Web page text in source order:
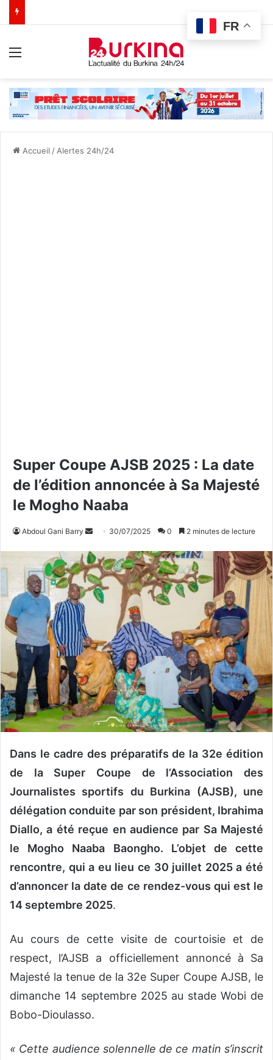
Accueil / Alertes 24h/24
Super Coupe AJSB 2025 : La date
de l’édition annoncée à Sa Majesté
le Mogho Naaba
Abdoul Gani Barry
v
o
y
n
c
o
u
r
r
e
30/07/2025 0 2 minutes de lecture
Dans le cadre des préparatifs de la 32e édition
de la Super Coupe de l’Association des
Journalistes sportifs du Burkina (AJSB), une
délégation conduite par son président, Ibrahima
Diallo, a été reçue en audience par Sa Majesté
le Mogho Naaba Baongho. L’objet de cette
rencontre, qui a eu lieu ce 30 juillet 2025 a été
d’annoncer la date de ce rendez-vous qui est le
14 septembre 2025.
Au cours de cette visite de courtoisie et de
respect, l’AJSB a officiellement annoncé à Sa
Majesté la tenue de la 32e Super Coupe AJSB, le
dimanche 14 septembre 2025 au stade Wobi de
Bobo-Dioulasso.
« Cette audience solennelle de ce matin s’inscrit
FR